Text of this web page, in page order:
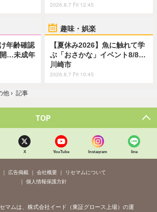
2026.8.7 Fri 12:45
年齢確認
…未成年
趣味・娯楽
【夏休み2026】魚に触れて学
ぶ「おさかな」イベント8/8…
川崎市
2026.8.7 Fri 10:45
他 › 記事
TOP
X YouTube Instagram line
広告掲載 会社概要
リセマムについて
個人情報保護方針
マムは、株式会社イード（東証グロース上場）の運